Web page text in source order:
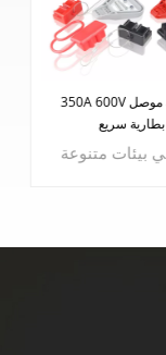
350A 600V الطاقة موصل
بطارية سريع